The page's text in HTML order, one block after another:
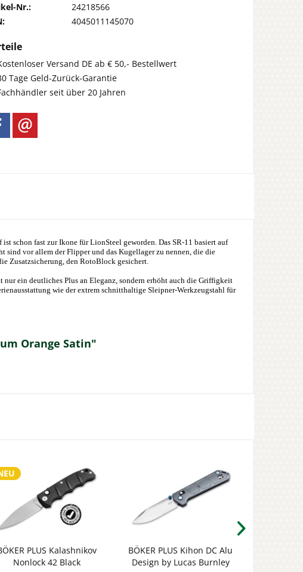
Nr.:
24218566
4045011145070
Versand DE ab € 50,- Bestellwert
Tage Geld-Zurück-Garantie
seit über 20 Jahren
schon fast zur Ikone für LionSteel geworden. Das SR-11 basiert auf
sind vor allem der Flipper und das Kugellager zu nennen, die die
Zusatzsicherung, den RotoBlock gesichert.
ein deutliches Plus an Eleganz, sondern erhöht auch die Griffigkeit
wie der extrem schnitthaltige Sleipner-Werkzeugstahl für
Orange Satin"
PLUS Kalashnikov
Nonlock 42 Black
BÖKER PLUS Kihon DC Alu
Design by Lucas Burnley